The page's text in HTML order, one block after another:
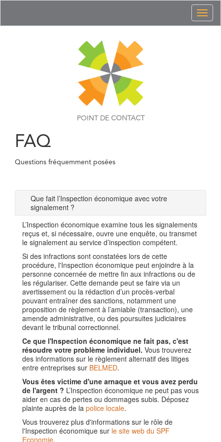
POINT DE CONTACT
FAQ
Questions fréquemment posées
Que fait l’Inspection économique avec votre
signalement ?
L’Inspection économique examine tous les signalements
reçus et, si nécessaire, ouvre une enquête, ou transmet
le signalement au service d’inspection compétent.
Si des infractions sont constatées lors de cette
procédure, l'Inspection économique peut enjoindre à la
personne concernée de mettre fin aux infractions ou de
les régulariser. Cette demande peut se faire via un
avertissement ou la rédaction d’un procès-verbal
pouvant entraîner des sanctions, notamment une
proposition de règlement à l’amiable (transaction), une
amende administrative, ou des poursuites judiciaires
devant le tribunal correctionnel.
Ce que l'Inspection économique ne fait pas, c'est
résoudre votre problème individuel. Vous trouverez
des informations sur le règlement alternatif des litiges
entre entreprises sur BELMED.
Vous êtes victime d'une arnaque et vous avez perdu
de l'argent ? L’Inspection économique ne peut pas vous
aider en cas de pertes ou dommages subis. Déposez
plainte auprès de la police locale.
Vous trouverez plus d'informations sur le rôle de
l'Inspection économique sur le site web du SPF
Economie.